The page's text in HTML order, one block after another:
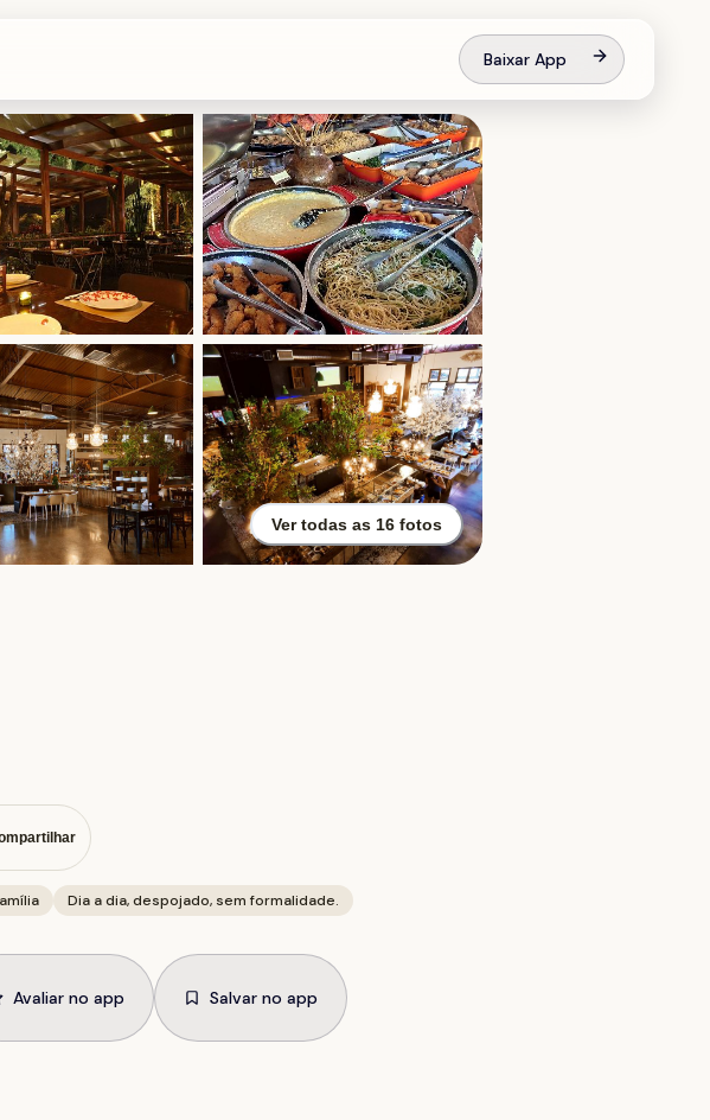
Baixar App
Ver todas as 16 fotos
Dia a dia, despojado, sem formalidade.
Avaliar no app Salvar no app